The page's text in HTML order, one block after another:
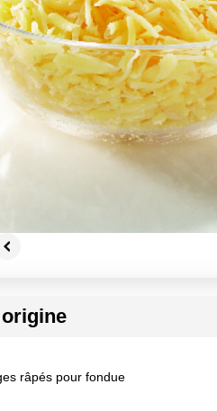
râpés pour fondue